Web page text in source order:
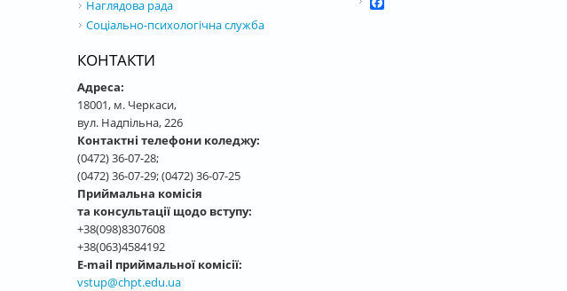
Наглядова рада
Соціально-психологічна служба
КОНТАКТИ
Адреса:
18001, м. Черкаси,
вул. Надпільна, 226
Контактні телефони коледжу:
(0472) 36-07-28;
(0472) 36-07-29; (0472) 36-07-25
Приймальна комісія
та консультації щодо вступу:
+38(098)8307608
+38(063)4584192
E-mail приймальної комісії:
vstup@chpt.edu.ua